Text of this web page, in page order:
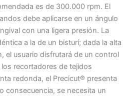
es de 300.000 rpm. El
debe aplicarse en un ángulo
con una ligera presión. La
a la de un bisturí; dada la alta
el usuario disfrutará de un control
recortadores de tejidos
redonda, el Precicut® presenta
consecuencia, se necesita un